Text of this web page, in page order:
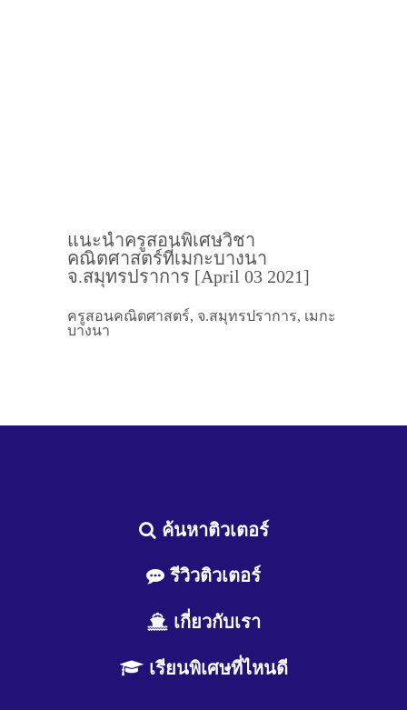
แนะนำครูสอนพิเศษวิชา
คณิตศาสตร์ที่เมกะบางนา
จ.สมุทรปราการ [April 03 2021]
ครูสอนคณิตศาสตร์, จ.สมุทรปราการ, เมกะ
บางนา
ค้นหาติวเตอร์
รีวิวติวเตอร์
เกี่ยวกับเรา
เรียนพิเศษที่ไหนดี